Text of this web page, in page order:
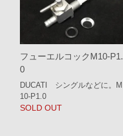
フューエルコックM10-P1.
0
DUCATI シングルなどに。M
10-P1.0
SOLD OUT